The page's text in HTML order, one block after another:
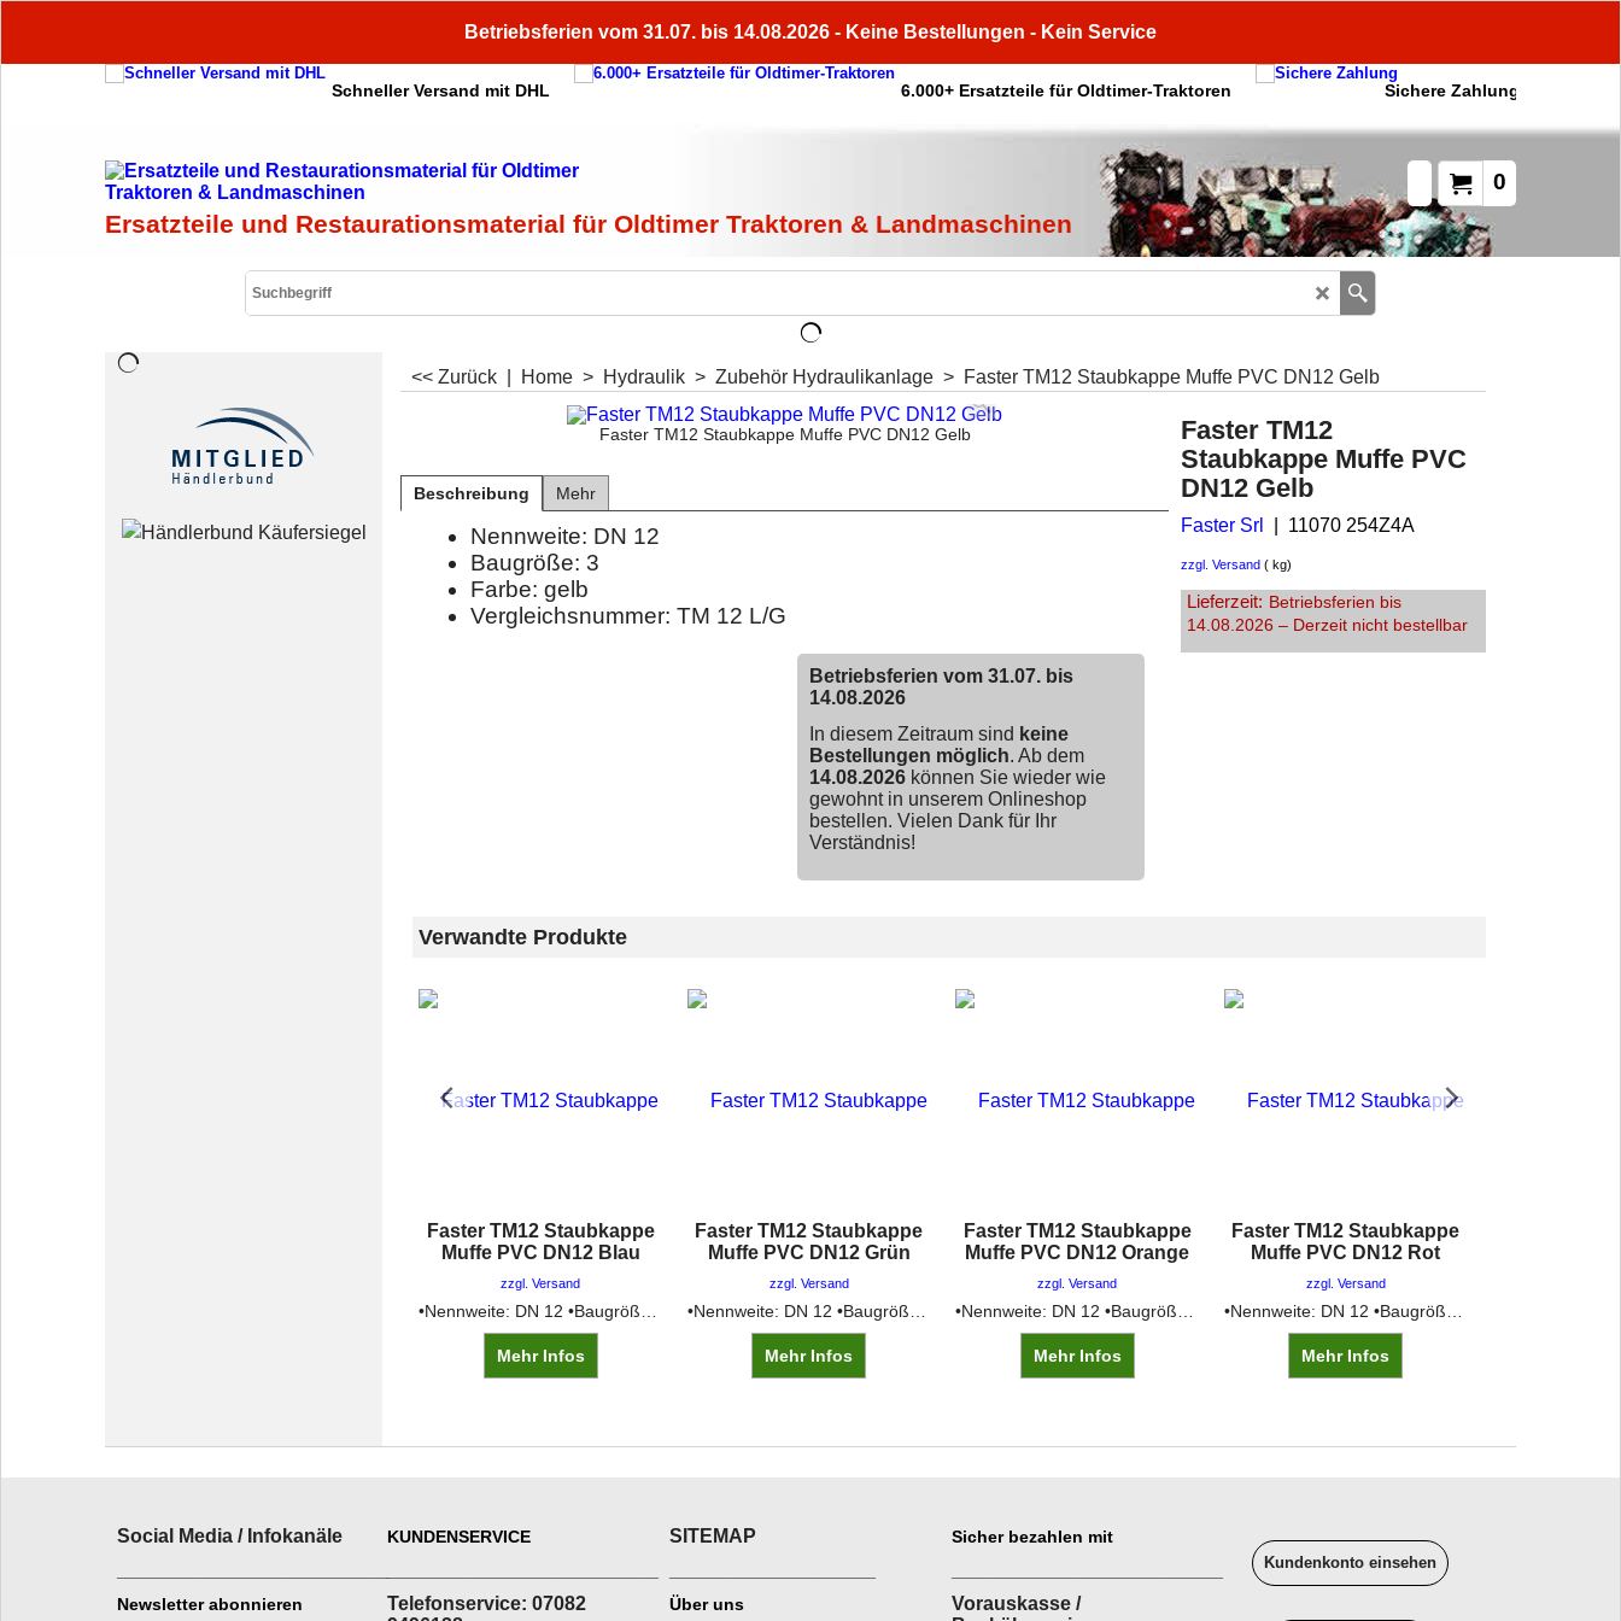
Betriebsferien vom 31.07. bis 14.08.2026 - Keine Bestellungen - Kein Service
Schneller Versand mit DHL 6.000+ Ersatzteile für Oldtimer-Traktoren Sichere Zahlung
0
Ersatzteile und Restaurationsmaterial für Oldtimer Traktoren & Landmaschinen
<< Zurück Home > Hydraulik > Zubehör Hydraulikanlage > Faster TM12 Staubkappe Muffe PVC DN12 Gelb
Faster TM12 Staubkappe Muffe PVC DN12 Gelb
Faster TM12
Staubkappe Muffe PVC
DN12 Gelb
Faster Srl 11070 254Z4A
zzgl. Versand kg
Lieferzeit: Betriebsferien bis
14.08.2026 – Derzeit nicht bestellbar
Beschreibung Mehr
Nennweite: DN 12
Baugröße: 3
Farbe: gelb
Vergleichsnummer: TM 12 L/G
Betriebsferien vom 31.07. bis
14.08.2026
In diesem Zeitraum sind keine
Bestellungen möglich. Ab dem
14.08.2026können Sie wieder wie
gewohnt in unserem Onlineshop
bestellen. Vielen Dank für Ihr
Verständnis!
Verwandte Produkte
Faster TM12 Staubkappe
Muffe PVC DN12 Blau
zzgl. Versand
Mehr Infos
Faster TM12 Staubkappe
Muffe PVC DN12 Grün
zzgl. Versand
Mehr Infos
Faster TM12 Staubkappe
Muffe PVC DN12 Orange
zzgl. Versand
Mehr Infos
Faster TM12 Staubkappe
Muffe PVC DN12 Rot
zzgl. Versand
Mehr Infos
Social Media / Infokanäle
Newsletter abonnieren
KUNDENSERVICE
Telefonservice: 07082
SITEMAP
Über uns
Sicher bezahlen mit
Vorauskasse /
Kundenkonto einsehen